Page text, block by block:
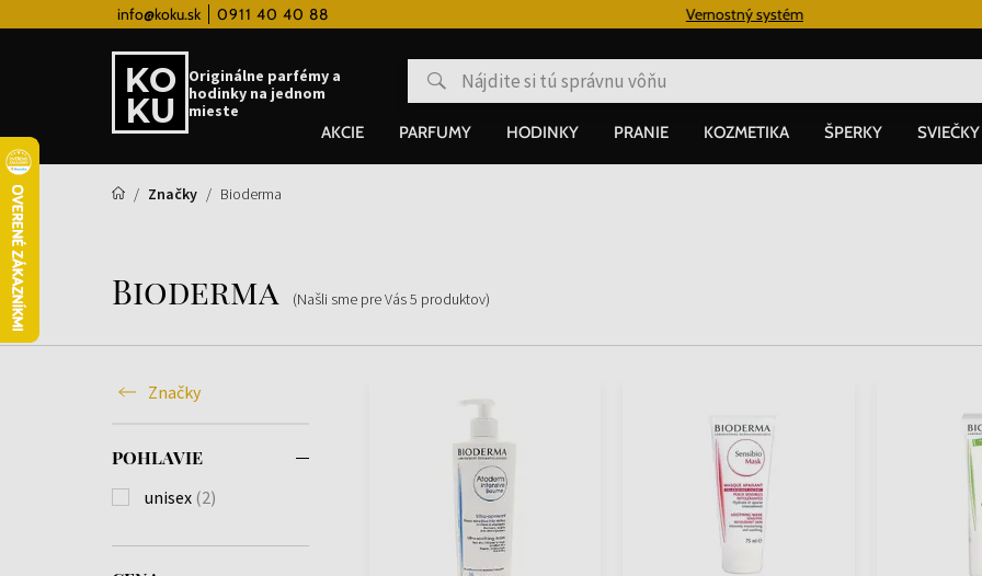
info@koku.sk 0911 40 40 88
Doprava zadarmo pre všetky hodinky od 80€ Vernostný systém
Originálne parfémy a
hodinky na jednom
mieste
AKCIE
PARFUMY HODINKY PRANIE KOZMETIKA ŠPERKY SVIEČKY
Značky Bioderma
Bioderma (Našli sme pre Vás5 produktov)
Značky
POHLAVIE
unisex (2)